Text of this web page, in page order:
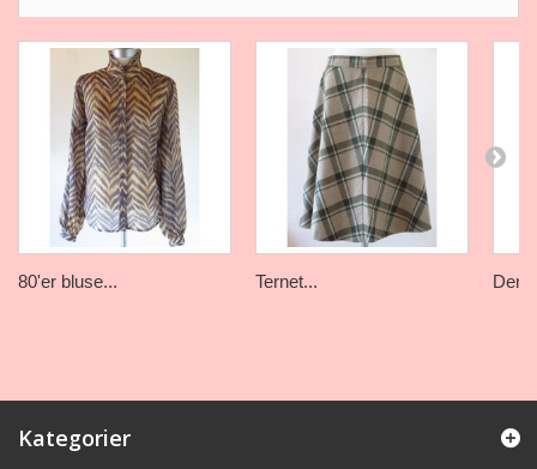
80'er bluse... Ternet...
Kategorier